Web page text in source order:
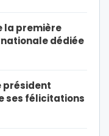
la première
dédiée
président
ses félicitations